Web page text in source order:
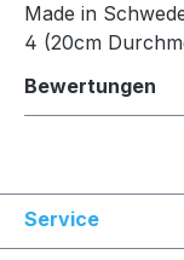
Made in
4 (20cm
Bewertungen
Service